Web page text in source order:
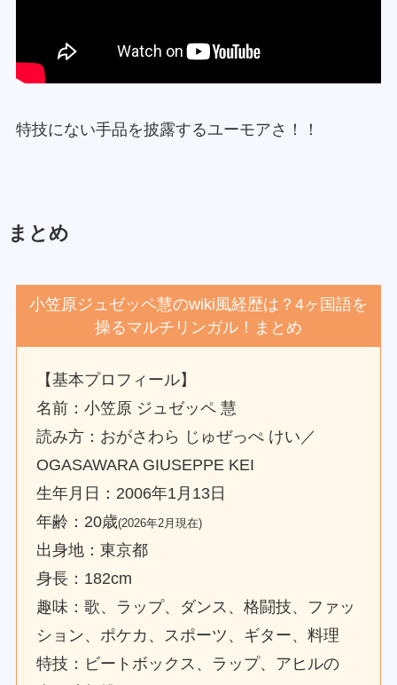
特技にない手品を披露するユーモアさ！！
まとめ
小笠原ジュゼッペ慧のwiki風経歴は？4ヶ国語を
操るマルチリンガル！まとめ
【基本プロフィール】
名前：小笠原 ジュゼッペ 慧
読み方：おがさわら じゅぜっぺ けい／
OGASAWARA GIUSEPPE KEI
生年月日：2006年1月13日
年齢：20歳(2026年2月現在)
出身地：東京都
身長：182cm
趣味：歌、ラップ、ダンス、格闘技、ファッ
ション、ポケカ、スポーツ、ギター、料理
特技：ビートボックス、ラップ、アヒルの